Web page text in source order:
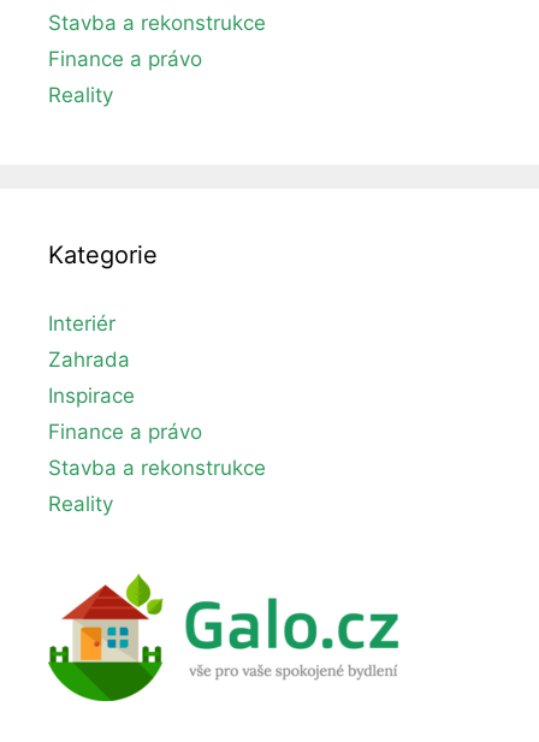
Stavba a rekonstrukce
Finance a právo
Reality
Kategorie
Interiér
Zahrada
Inspirace
Finance a právo
Stavba a rekonstrukce
Reality